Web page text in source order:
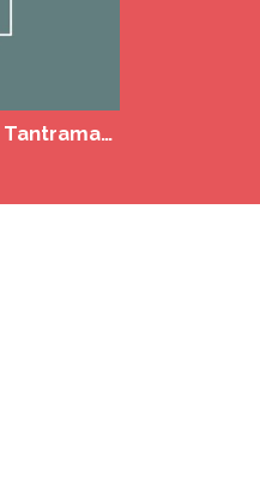
Villa Balao - Exclusive Gay Guesthouse - Archipel de Thau